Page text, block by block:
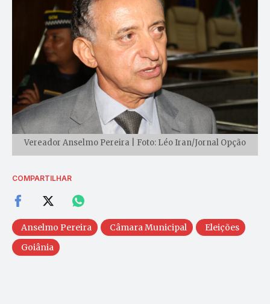
Vereador Anselmo Pereira | Foto: Léo Iran/Jornal Opção
COMPARTILHAR
Anselmo Pereira Câmara Municipal
Eleições
Goiânia